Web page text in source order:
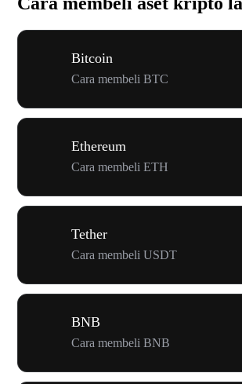
Bitcoin
Cara membeli BTC
Ethereum
Cara membeli ETH
Tether
Cara membeli USDT
BNB
Cara membeli BNB